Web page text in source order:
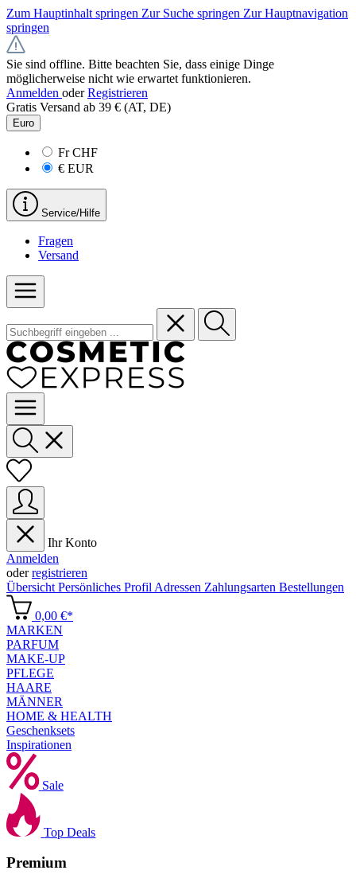
Zum Hauptinhalt springen Zur Suche springen Zur Hauptnavigation
springen
Sie sind offline. Bitte beachten Sie, dass einige Dinge
möglicherweise nicht wie erwartet funktionieren.
Anmelden oder Registrieren
Gratis Versand ab 39 € (AT, DE)
Euro
FrCHF
€ EUR
Service/Hilfe
Fragen
Versand
Ihr Konto
Anmelden
oderregistrieren
Übersicht Persönliches Profil Adressen Zahlungsarten Bestellungen
0,00 €*
MARKEN
PARFUM
MAKE-UP
PFLEGE
HAARE
MÄNNER
HOME & HEALTH
Geschenksets
Inspirationen
Sale
Top Deals
Premium